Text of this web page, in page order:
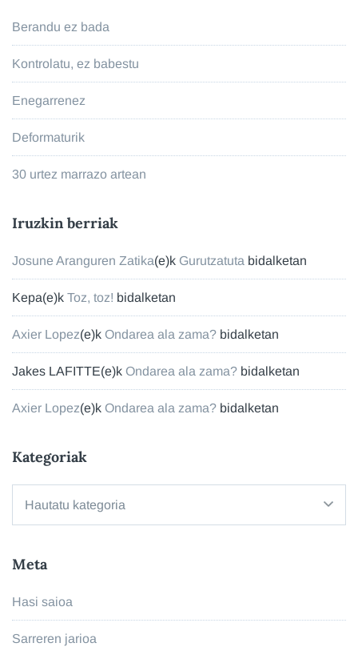
Berandu ez bada
Kontrolatu, ez babestu
Enegarrenez
Deformaturik
30 urtez marrazo artean
Iruzkin berriak
Josune Aranguren Zatika(e)k Gurutzatuta bidalketan
Kepa(e)k Toz, toz! bidalketan
Axier Lopez(e)k Ondarea ala zama? bidalketan
Jakes LAFITTE(e)k Ondarea ala zama? bidalketan
Axier Lopez(e)k Ondarea ala zama? bidalketan
Kategoriak
Meta
Hasi saioa
Sarreren jarioa